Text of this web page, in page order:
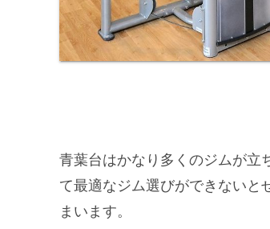
青葉台はかなり多くのジムが立
て最適なジム選びができないと
まいます。